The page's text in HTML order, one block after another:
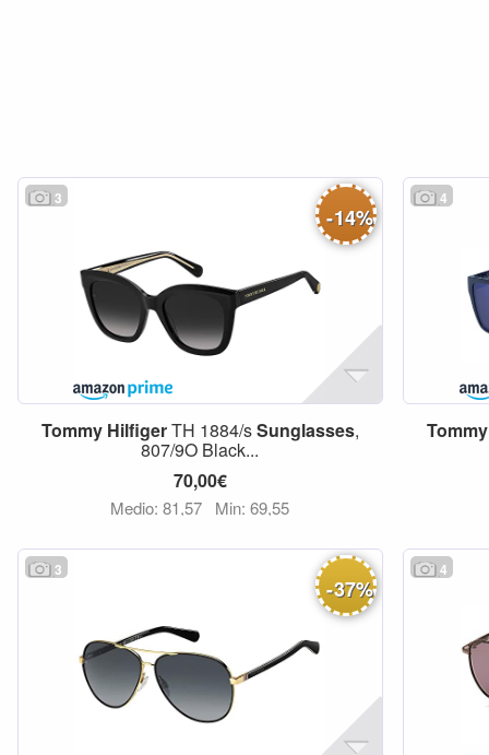
3
-14%
Tommy HilfigerTH 1884/sSunglasses,
807/9O Black...
70,00€
Medio: 81,57 Min: 69,55
4
Tommy
3
-37%
4